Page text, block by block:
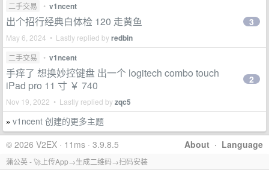
二手交易 • v1ncent
出个招行经典白体检 120 走黄鱼
May 6, 2024 • Lastly replied byredbin
3
二手交易 • v1ncent
手痒了 想换妙控键盘 出一个 logitech combo touch
iPad pro 11 寸 ￥ 740
Nov 19, 2022 • Lastly replied byzqc5
2
» v1ncent 创建的更多主题
About · Language
© 2026 V2EX · 11ms · 3.9.8.5
蒲公英 - 🚀上传App→生成二维码→扫码安装